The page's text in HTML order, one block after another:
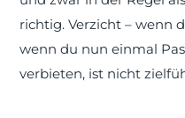
richtig. Verzicht – wenn
wenn du nun einmal
verbieten, ist nicht